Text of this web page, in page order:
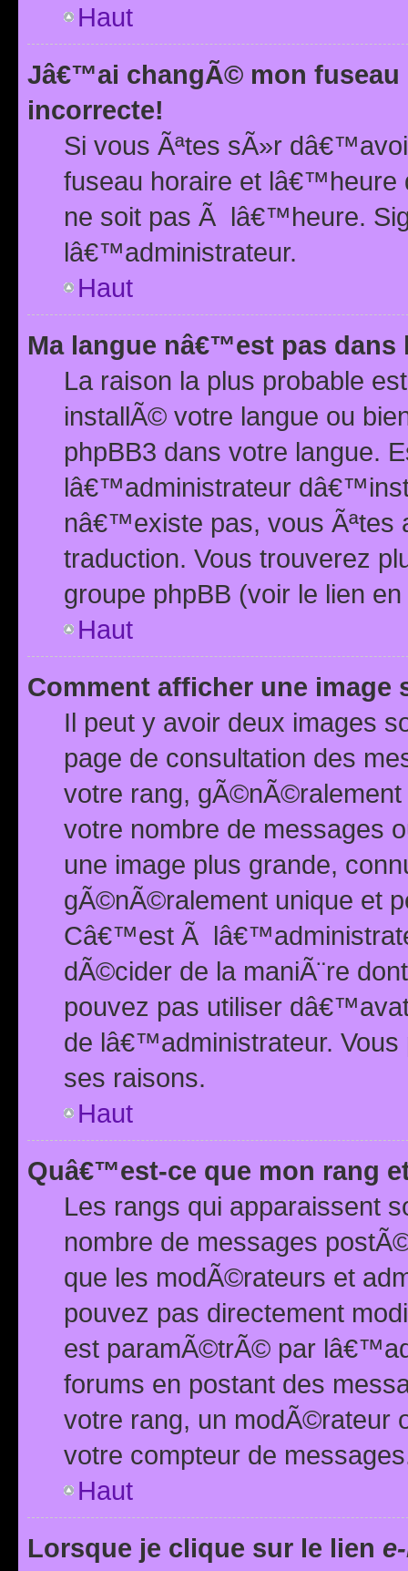
Haut
Jâ€™ai changÃ© mon
incorrecte!
Si vous Ãªtes sÃ»r
fuseau horaire et
ne soit pas Ã lâ€™heure.
lâ€™administrateur.
Haut
Ma langue nâ€™est pas dans
La raison la plus probable
installÃ© votre langue ou
phpBB3 dans votre langue.
lâ€™administrateur
nâ€™existe pas, vous Ãªtes
traduction. Vous trouverez
groupe phpBB (voir le lien
Haut
Comment afficher une image
Il peut y avoir deux images
page de consultation des
votre rang,
votre nombre de messages
une image plus grande,
gÃ©nÃ©ralement unique et
Câ€™est Ã
dÃ©cider de la maniÃ¨re
pouvez pas utiliser
de lâ€™administrateur.
ses raisons.
Haut
Quâ€™est-ce que mon rang
Les rangs qui apparaissent
nombre de messages
que les modÃ©rateurs et
pouvez pas directement
est paramÃ©trÃ© par
forums en postant des
votre rang, un modÃ©rateur
votre compteur de
Haut
Lorsque je clique sur le lien